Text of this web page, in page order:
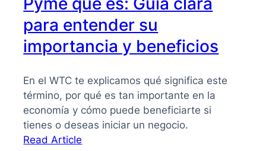
para entender su
importancia y beneficios
En el WTC te explicamos qué significa este
término, por qué es tan importante en la
economía y cómo puede beneficiarte si
tienes o deseas iniciar un negocio.
Read Article